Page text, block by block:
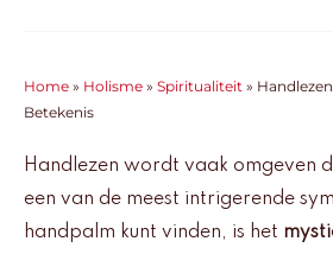
Home » Holisme » Spiritualiteit »
Betekenis
Handlezen wordt vaak omgeven
een van de meest intrigerende
handpalm kunt vinden, is het